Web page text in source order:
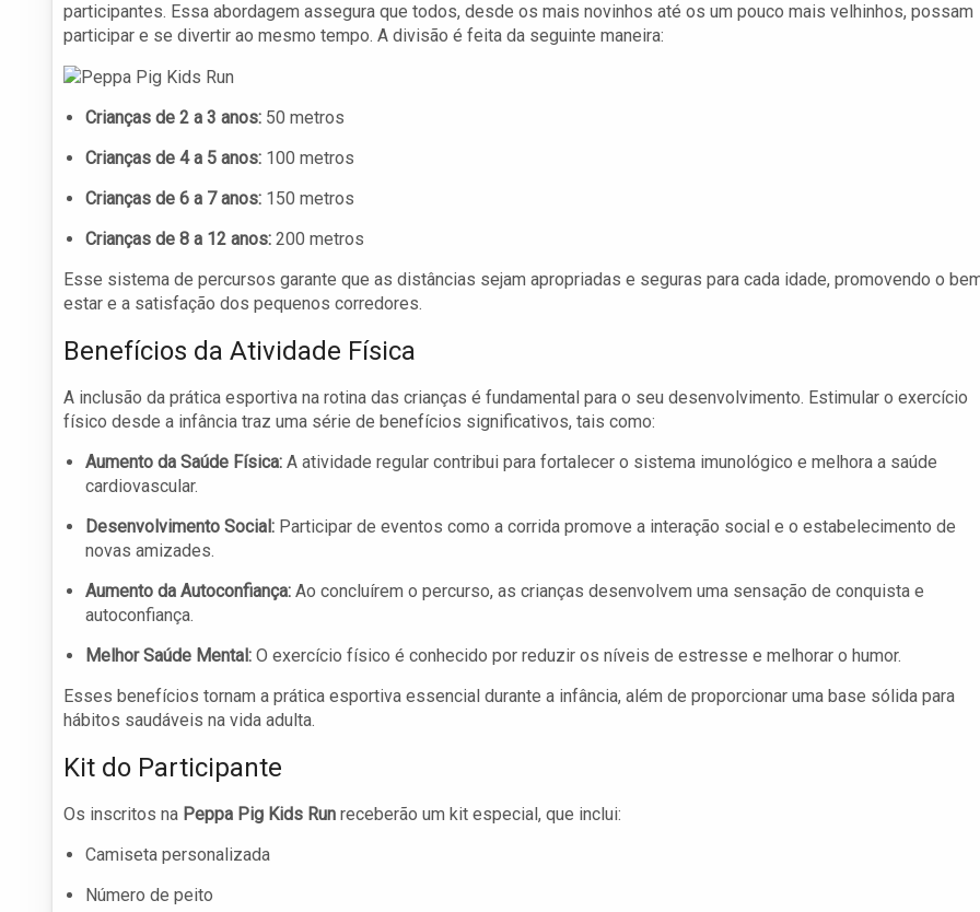
participantes. Essa abordagem assegura que todos, desde os mais novinhos até os um pouco mais velhinhos, possam
participar e se divertir ao mesmo tempo. A divisão é feita da seguinte maneira:
Crianças de 2 a 3 anos: 50 metros
Crianças de 4 a 5 anos: 100 metros
Crianças de 6 a 7 anos: 150 metros
Crianças de 8 a 12 anos: 200 metros
Esse sistema de percursos garante que as distâncias sejam apropriadas e seguras para cada idade, promovendo o
estar e a satisfação dos pequenos corredores.
Benefícios da Atividade Física
A inclusão da prática esportiva na rotina das crianças é fundamental para o seu desenvolvimento. Estimular o exercício
físico desde a infância traz uma série de benefícios significativos, tais como:
Aumento da Saúde Física: A atividade regular contribui para fortalecer o sistema imunológico e melhora a saúde
cardiovascular.
Desenvolvimento Social: Participar de eventos como a corrida promove a interação social e o estabelecimento de
novas amizades.
Aumento da Autoconfiança: Ao concluírem o percurso, as crianças desenvolvem uma sensação de conquista e
autoconfiança.
Melhor Saúde Mental: O exercício físico é conhecido por reduzir os níveis de estresse e melhorar o humor.
Esses benefícios tornam a prática esportiva essencial durante a infância, além de proporcionar uma base sólida para
hábitos saudáveis na vida adulta.
Kit do Participante
Os inscritos na Peppa Pig Kids Run receberão um kit especial, que inclui:
Camiseta personalizada
Número de peito